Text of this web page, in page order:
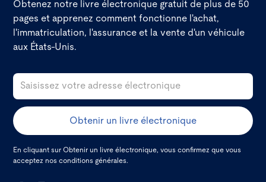
Obtenez notre livre électronique gratuit de plus de 50
pages et apprenez comment fonctionne l'achat,
l'immatriculation, l'assurance et la vente d'un véhicule
aux États-Unis.
En cliquant sur Obtenir un livre électronique, vous confirmez que vous
acceptez nosconditions générales.